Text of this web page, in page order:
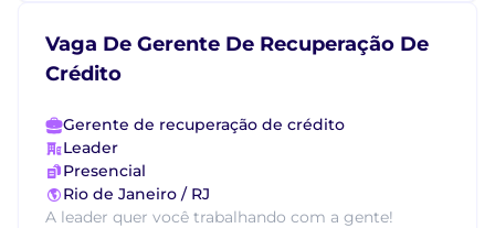
Vaga De Gerente De Recuperação De
Crédito
Gerente de recuperação de crédito
Leader
Presencial
Rio de Janeiro / RJ
A leader quer você trabalhando com a gente!